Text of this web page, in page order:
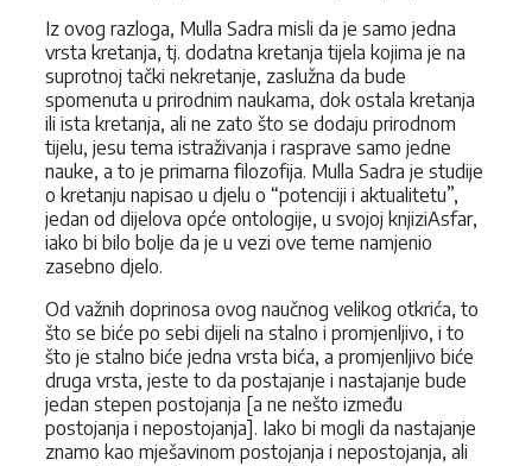
Iz ovog razloga, Mulla Sadra misli da je samo jedna
vrsta kretanja, tj. dodatna kretanja tijela kojima je na
suprotnoj tački nekretanje, zaslužna da bude
spomenuta u prirodnim naukama, dok ostala kretanja
ili ista kretanja, ali ne zato što se dodaju prirodnom
tijelu, jesu tema istraživanja i rasprave samo jedne
nauke, a to je primarna filozofija. Mulla Sadra je studije
o kretanju napisao u djelu o “potenciji i aktualitetu”,
jedan od dijelova opće ontologije, u svojoj knjiziAsfar,
iako bi bilo bolje da je u vezi ove teme namjenio
zasebno djelo.
Od važnih doprinosa ovog naučnog velikog otkrića, to
što se biće po sebi dijeli na stalno i promjenljivo, i to
što je stalno biće jedna vrsta bića, a promjenljivo biće
druga vrsta, jeste to da postajanje i nastajanje bude
jedan stepen postojanja [a ne nešto između
postojanja i nepostojanja]. Iako bi mogli da nastajanje
znamo kao mješavinom postojanja i nepostojanja, ali